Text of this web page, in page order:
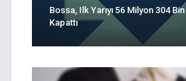
Bossa, Ilk Yarıyı 56 Milyon 304
Kapattı